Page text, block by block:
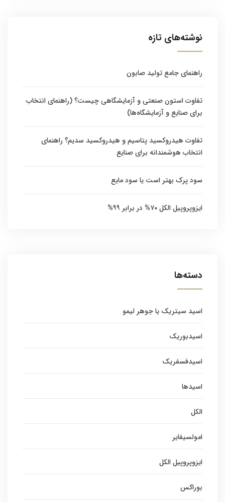
نوشته‌های تازه
راهنمای جامع تولید صابون
تفاوت استون صنعتی و آزمایشگاهی چیست؟ (راهنمای انتخاب
برای صنایع و آزمایشگاه‌ها)
تفاوت هیدروکسید پتاسیم و هیدروکسید سدیم؟ راهنمای
انتخاب هوشمندانه برای صنایع
سود پرک بهتر است یا سود مایع
ایزوپروپیل الکل ۷۰% در برابر ۹۹%
دسته‌ها
اسید سیتریک یا جوهر لیمو
اسیدبوریک
اسیدفسفریک
اسیدها
الکل
امولسیفایر
ایزوپروپیل الکل
بوراکس